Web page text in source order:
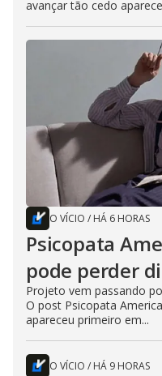
avançar tão cedo
O VÍCIO / HÁ 6 HORAS
Psicopata
pode perder
Projeto vem passando
O post Psicopata
apareceu primeiro em...
O VÍCIO / HÁ 9 HORAS